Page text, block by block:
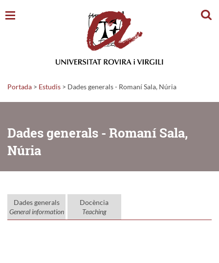
Portada > Estudis > Dades generals - Romaní Sala, Núria
Dades generals - Romaní Sala,
Núria
Dades generals
General information
Docència
Teaching